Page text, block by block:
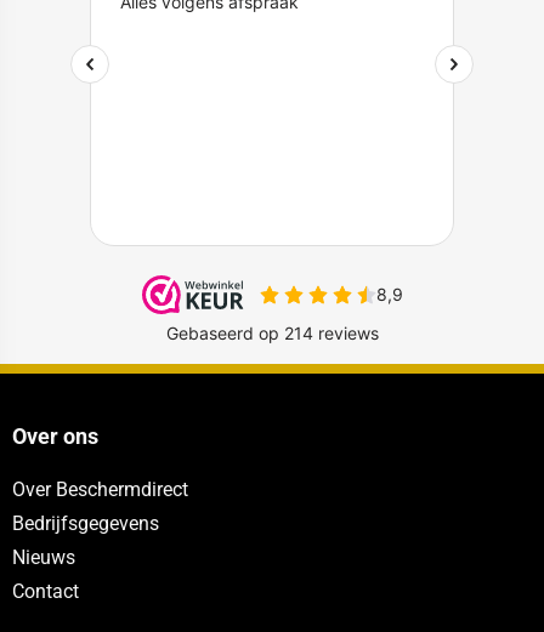
Over ons
Over Beschermdirect
Bedrijfsgegevens
Nieuws
Contact